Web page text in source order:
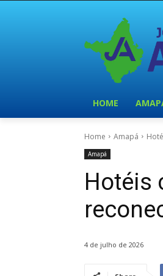
HOME
Home Amapá
Amapá
Hotéis
4 de julho de 2026